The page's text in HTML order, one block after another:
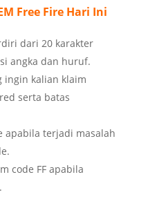
Free Fire Hari Ini
dari 20 karakter
angka dan huruf.
ingin kalian klaim
serta batas
apabila terjadi masalah
code FF apabila